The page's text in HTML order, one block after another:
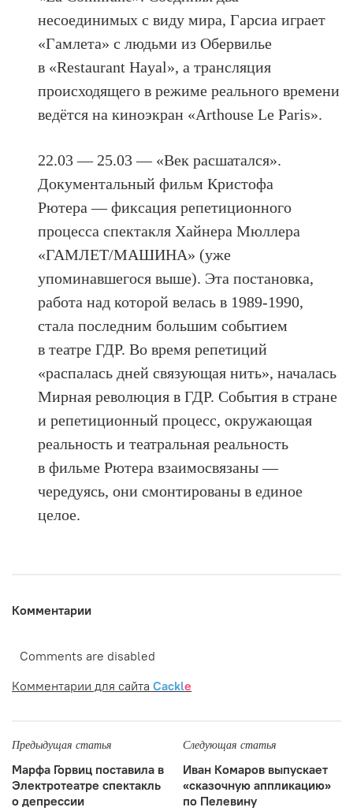
несоединимых с виду мира, Гарсиа играет
«Гамлета» с людьми из Обервилье
в «Restaurant Hayal», а трансляция
происходящего в режиме реального времени
ведётся на киноэкран «Arthouse Le Paris».
22.03 — 25.03 — «Век расшатался».
Документальный фильм Кристофа
Рютера — фиксация репетиционного
процесса спектакля Хайнера Мюллера
«ГАМЛЕТ/МАШИНА» (уже
упоминавшегося выше). Эта постановка,
работа над которой велась в 1989-1990,
стала последним большим событием
в театре ГДР. Во время репетиций
«распалась дней связующая нить», началась
Мирная революция в ГДР. События в стране
и репетиционный процесс, окружающая
реальность и театральная реальность
в фильме Рютера взаимосвязаны —
чередуясь, они смонтированы в единое
целое.
Комментарии
Comments are disabled
Комментарии для сайта Cackle
Предыдущая статья
Марфа Горвиц поставила в
Электротеатре спектакль
о депрессии
Следующая статья
Иван Комаров выпускает
«сказочную аппликацию»
по Пелевину